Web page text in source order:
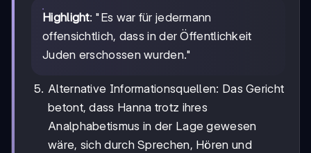
Highlight: "Es war für jedermann
offensichtlich, dass in der Öffentlichkeit
Juden erschossen wurden."
Alternative Informationsquellen: Das Gericht
betont, dass Hanna trotz ihres
Analphabetismus in der Lage gewesen
wäre, sich durch Sprechen, Hören und